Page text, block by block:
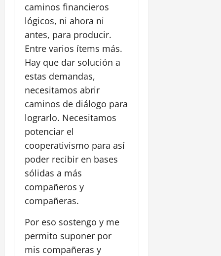
caminos financieros
lógicos, ni ahora ni
antes, para producir.
Entre varios ítems más.
Hay que dar solución a
estas demandas,
necesitamos abrir
caminos de diálogo para
lograrlo. Necesitamos
potenciar el
cooperativismo para así
poder recibir en bases
sólidas a más
compañeros y
compañeras.
Por eso sostengo y me
permito suponer por
mis compañeras y